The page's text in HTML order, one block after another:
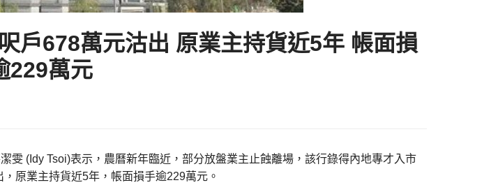
戶678萬元沽出 原業主持貨近5年 帳面損
229萬元
雯 (Idy Tsoi)表示，農曆新年臨近，部分放盤業主止蝕離場，該行錄得內地專才入市
原業主持貨近5年，帳面損手逾229萬元。